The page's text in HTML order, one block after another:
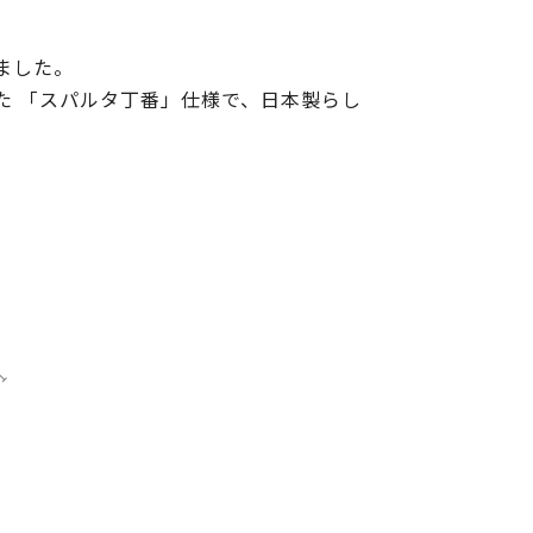
た。
「スパルタ丁番」仕様で、日本製らし